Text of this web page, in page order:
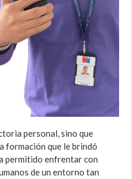
personal, sino que
formación que le brindó
permitido enfrentar con
de un entorno tan